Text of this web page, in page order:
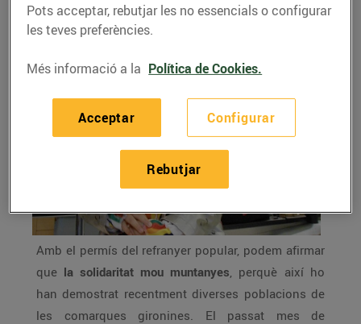
Amb el permís del refranyer popular, podem afirmar
que la solidaritat mou muntanyes , perquè així ho
han demostrat recentment diverses poblacions de
les comarques gironines. El passat mes de
Pots acceptar, rebutjar les no essencials o configurar
les teves preferències.
Més informació a la Política de Cookies.
Configurar
Rebutjar
Acceptar